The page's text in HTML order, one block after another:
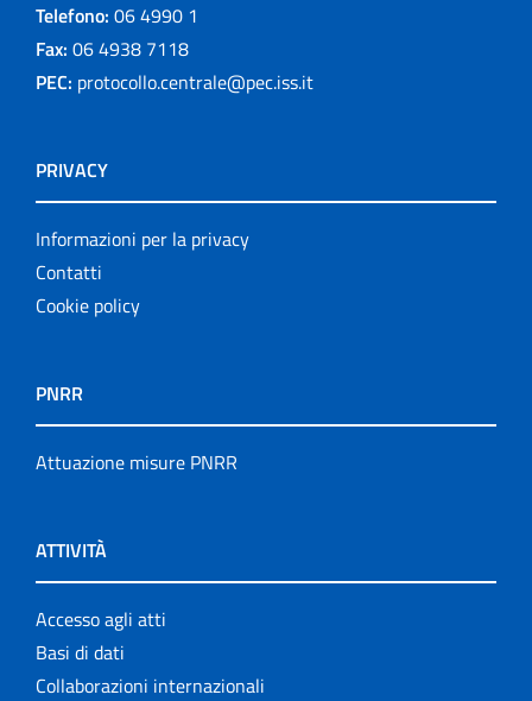
Telefono: 06 4990 1
Fax: 06 4938 7118
PEC: protocollo.centrale@pec.iss.it
PRIVACY
Informazioni per la privacy
Contatti
Cookie policy
PNRR
Attuazione misure PNRR
ATTIVITÀ
Accesso agli atti
Basi di dati
Collaborazioni internazionali